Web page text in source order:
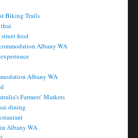
Biking Trails
food
Albany WA
Albany WA
Farmers’ Markets
dining
Albany WA